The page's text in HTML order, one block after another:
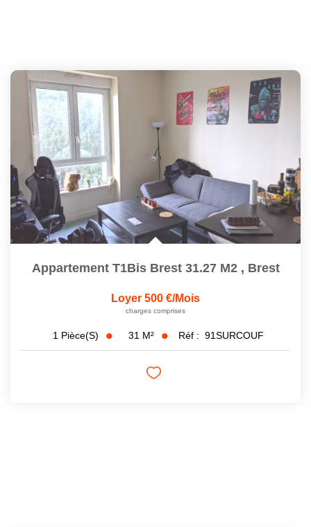
Appartement T1Bis Brest 31.27 M2 , Brest
Loyer 500 €/mois
charges comprises
1 Pièce(s) 31 M² Réf : 91SURCOUF